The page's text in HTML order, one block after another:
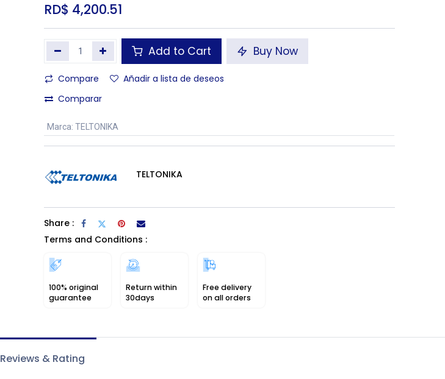
RD$ 4,200.51
Add to Cart Buy Now
Compare
Añadir a lista de deseos
Comparar
Marca: TELTONIKA
TELTONIKA
Share :
Terms and Conditions :
100% original
guarantee
Return within
30days
Free delivery
on all orders
Reviews & Rating